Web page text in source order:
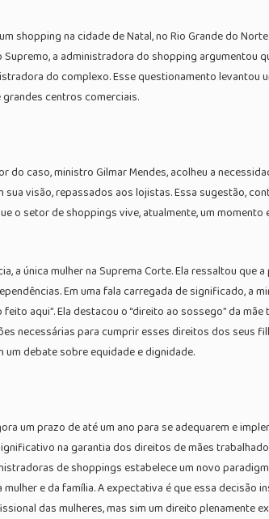
na cidade de Natal, no Rio Grande do
a administradora do shopping argumentou
do complexo. Esse questionamento levantou
centros comerciais.
caso, ministro Gilmar Mendes, acolheu a
visão, repassados aos lojistas. Essa sugestão,
o setor de shoppings vive, atualmente, um
única mulher na Suprema Corte. Ela ressaltou que
Em uma fala carregada de significado, a
aqui”. Ela destacou o “direito ao sossego” da
necessárias para cumprir esses direitos dos seus
debate sobre equidade e dignidade.
um prazo de até um ano para se adequarem e
na garantia dos direitos de mães
de shoppings estabelece um novo
e da família. A expectativa é que essa decisão
das mulheres, mas sim um direito plenamente